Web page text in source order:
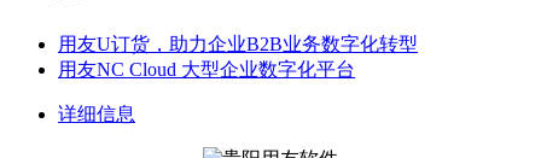
用友U订货，助力企业B2B业务数字化转型
用友NC Cloud 大型企业数字化平台
详细信息